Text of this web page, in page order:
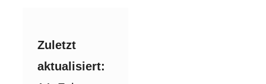
Zuletzt
aktualisiert: